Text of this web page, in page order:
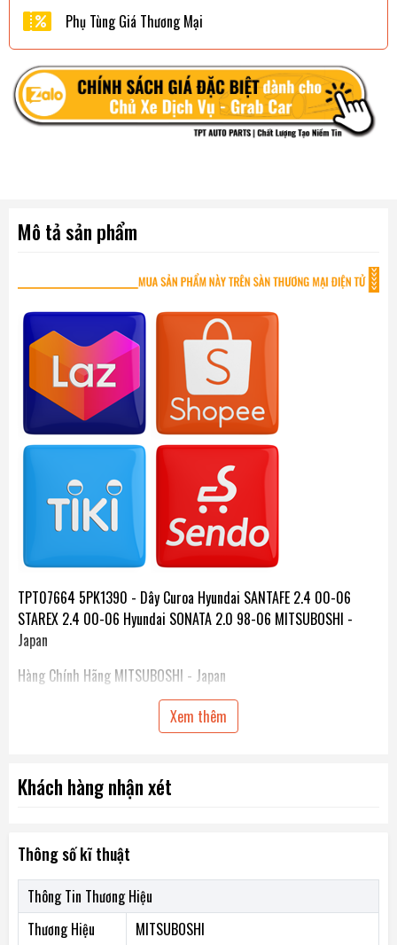
Phụ Tùng Giá Thương Mại
Mô tả sản phẩm
TPT07664 5PK1390 - Dây Curoa Hyundai SANTAFE 2.4 00-06
STAREX 2.4 00-06 Hyundai SONATA 2.0 98-06 MITSUBOSHI -
Japan
Hàng Chính Hãng MITSUBOSHI - Japan
Hyundai SONATA 2.0 98-06
Chiều dài dây : 1390 mm
Số rãnh: 5
Xem thêm
Khách hàng nhận xét
Thông số kĩ thuật
Thông Tin Thương Hiệu
Thương Hiệu
MITSUBOSHI